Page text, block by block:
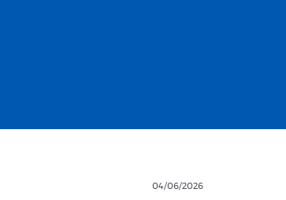
04/06/2026